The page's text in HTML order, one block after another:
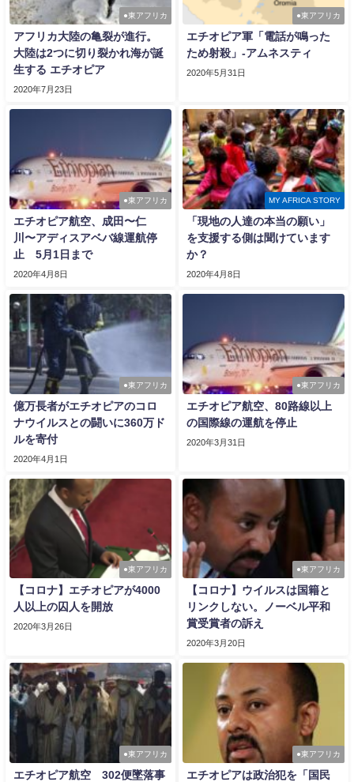
●東アフリカ
アフリカ大陸の亀裂が進行。
大陸は2つに切り裂かれ海が誕
生する エチオピア
2020年7月23日
●東アフリカ
エチオピア軍「電話が鳴った
ため射殺」-アムネスティ
2020年5月31日
●東アフリカ
エチオピア航空、成田〜仁
川〜アディスアベバ線運航停
止 5月1日まで
2020年4月8日
MY AFRICA STORY
「現地の人達の本当の願い」
を支援する側は聞けています
か？
2020年4月8日
●東アフリカ
億万長者がエチオピアのコロ
ナウイルスとの闘いに360万ド
ルを寄付
2020年4月1日
●東アフリカ
エチオピア航空、80路線以上
の国際線の運航を停止
2020年3月31日
●東アフリカ
【コロナ】エチオピアが4000
人以上の囚人を開放
2020年3月26日
●東アフリカ
【コロナ】ウイルスは国籍と
リンクしない。ノーベル平和
賞受賞者の訴え
2020年3月20日
●東アフリカ
エチオピア航空 302便墜落事
●東アフリカ
エチオピアは政治犯を「国民